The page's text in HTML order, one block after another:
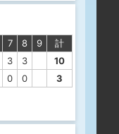
7 8 9
計
3 3
10
0 0
3